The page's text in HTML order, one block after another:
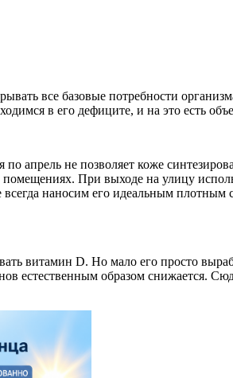
все базовые потребности
в его дефиците, и на это есть
апрель не позволяет коже
При выходе на улицу
наносим его идеальным
витамин D. Но мало его просто
естественным образом снижается.